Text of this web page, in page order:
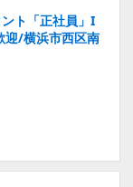
ト「正社員」I
迎/横浜市西区南